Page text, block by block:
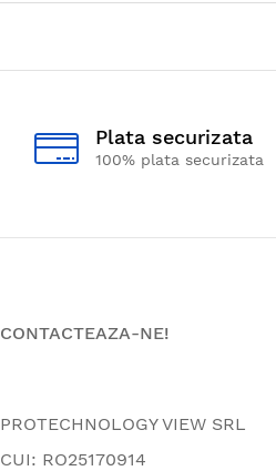
Plata securizata
100% plata securizata
CONTACTEAZA-NE!
PROTECHNOLOGY VIEW SRL
CUI: RO25170914